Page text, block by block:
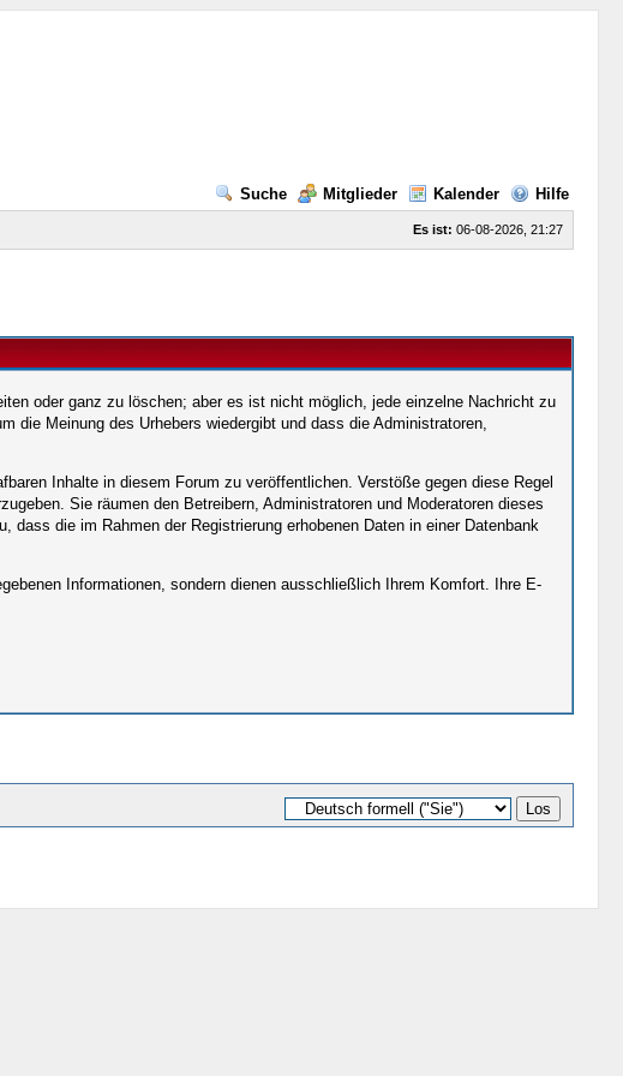
Suche Mitglieder Kalender Hilfe
Es ist: 06-08-2026, 21:27
oder ganz zu löschen; aber es ist nicht möglich, jede einzelne Nachricht zu
die Meinung des Urhebers wiedergibt und dass die Administratoren,
Inhalte in diesem Forum zu veröffentlichen. Verstöße gegen diese Regel
Sie räumen den Betreibern, Administratoren und Moderatoren dieses
die im Rahmen der Registrierung erhobenen Daten in einer Datenbank
Informationen, sondern dienen ausschließlich Ihrem Komfort. Ihre E-